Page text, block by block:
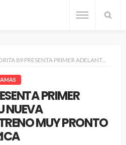
PRIMER ADELANTO DE SU NUEVA TEMPORADA ESTRENO MUY PRONTO EN LATINOAMÉRICA
PRIMER
NUEVA
MUY PRONTO